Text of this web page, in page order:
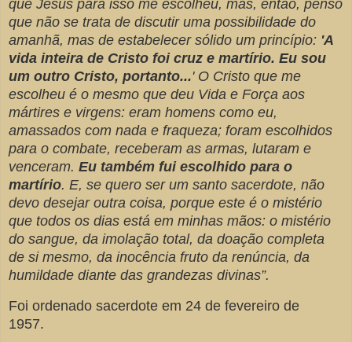
que Jesus para isso me escolheu, mas, então, penso
que não se trata de discutir uma possibilidade do
amanhã, mas de estabelecer sólido um princípio: 'A
vida inteira de Cristo foi cruz e martírio. Eu sou
um outro Cristo, portanto...' O Cristo que me
escolheu é o mesmo que deu Vida e Força aos
mártires e virgens: eram homens como eu,
amassados com nada e fraqueza; foram escolhidos
para o combate, receberam as armas, lutaram e
venceram. Eu também fui escolhido para o
martírio. E, se quero ser um santo sacerdote, não
devo desejar outra coisa, porque este é o mistério
que todos os dias está em minhas mãos: o mistério
do sangue, da imolação total, da doação completa
de si mesmo, da inocência fruto da renúncia, da
humildade diante das grandezas divinas”.
Foi ordenado sacerdote em 24 de fevereiro de
1957.